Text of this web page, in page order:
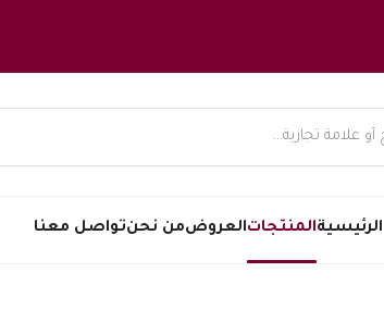
الرئيسيةالمنتجاتالعروضمن نحنتواصل معنا